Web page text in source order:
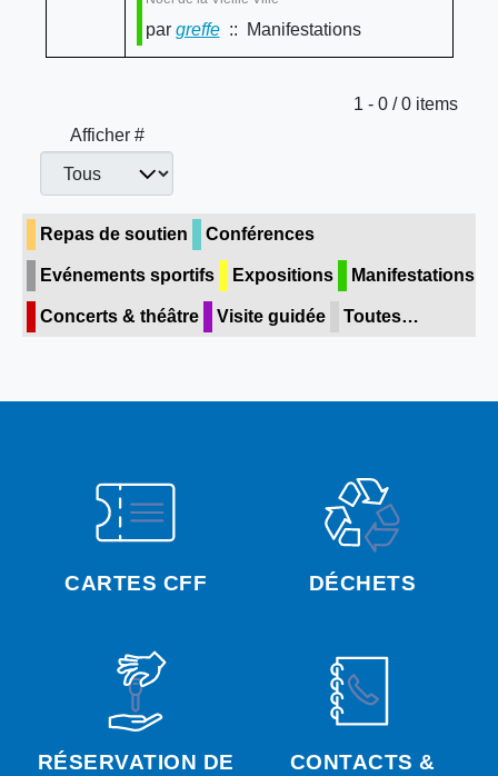
CARTES CFF DÉCHETS
RÉSERVATION DE
CONTACTS &
par greffe:: Manifestations
Limite de la pagination
1 - 0 / 0 items
Afficher #
Repas de soutien Conférences
Evénements sportifs Expositions Manifestations
Concerts & théâtre Visite guidée Toutes…